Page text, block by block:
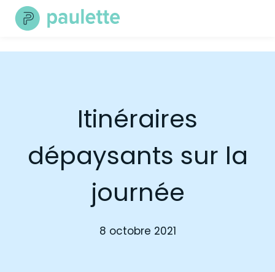
Skip
Itinéraires
dépaysants sur la
journée
8 octobre 2021